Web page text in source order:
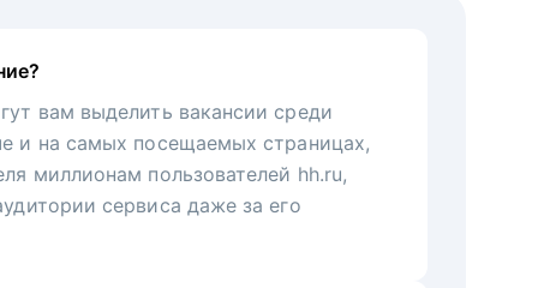
вам выделить вакансии среди
и на самых посещаемых страницах,
миллионам пользователей hh.ru,
сервиса даже за его